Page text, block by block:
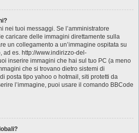
nei tuoi messaggi. Se l’amministratore
caricare delle immagini direttamente sulla
un collegamento a un’immagine ospitata su
ad es. http://www.indirizzo-del-
inserire immagini che hai sul tuo PC (a meno
che si trovano dietro sistemi di
posta tipo yahoo o hotmail, siti protetti da
l’immagine, puoi usare il comando BBCode